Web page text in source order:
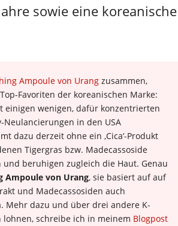
sowie eine koreanische
Ampoule von Urang zusammen,
Favoriten der koreanischen Marke:
einigen wenigen, dafür konzentrierten
in den USA
dazu derzeit ohne ein ‚Cica‘-Produkt
Tigergras bzw. Madecassoside
beruhigen zugleich die Haut. Genau
Ampoule von Urang, sie basiert auf auf
und Madecassosiden auch
Mehr dazu und über drei andere K-
lohnen, schreibe ich in meinem Blogpost